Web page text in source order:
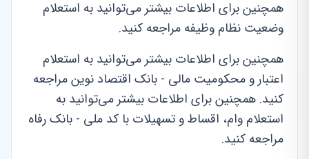
همچنین برای اطلاعات بیشتر می‌توانید به استعلام
وضعیت نظام وظیفه مراجعه کنید.
همچنین برای اطلاعات بیشتر می‌توانید به استعلام
اعتبار و محکومیت مالی - بانک اقتصاد نوین مراجعه
کنید. همچنین برای اطلاعات بیشتر می‌توانید به
استعلام وام، اقساط و تسهیلات با کد ملی - بانک رفاه
مراجعه کنید.